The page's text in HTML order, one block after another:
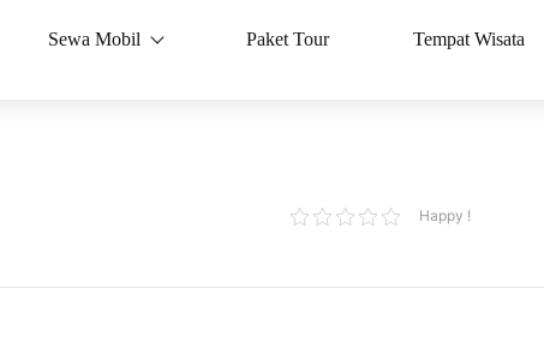
Sewa Mobil Paket Tour Tempat Wisata
Happy !